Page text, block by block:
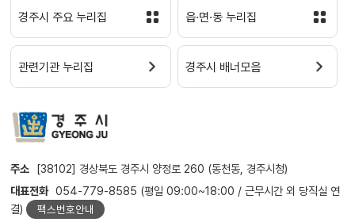
경주시 주요 누리집 읍·면·동 누리집
관련기관 누리집 경주시 배너모음
주소 [38102] 경상북도 경주시 양정로 260 (동천동, 경주시청)
대표전화 054-779-8585 (평일 09:00~18:00 / 근무시간 외 당직실 연
결)
팩스번호안내